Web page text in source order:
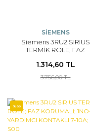
SİEMENS
Siemens 3RU2 SIRIUS
TERMİK RÖLE; FAZ
YARDIMCI KONTAKLI 9-
12;5A; BOY S00
1.314,60 TL
3.756,00 TL
%65